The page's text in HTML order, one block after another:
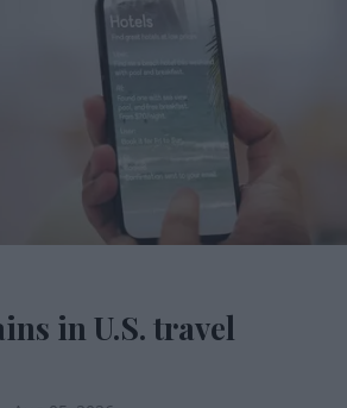
in U.S. travel
Aug 05, 2026